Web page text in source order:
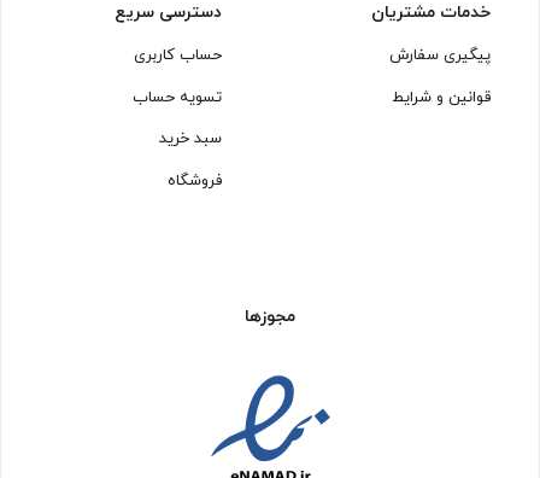
خدمات مشتریان
پیگیری سفارش
قوانین و شرایط
دسترسی سریع
حساب کاربری
تسویه حساب
سبد خرید
فروشگاه
مجوزها